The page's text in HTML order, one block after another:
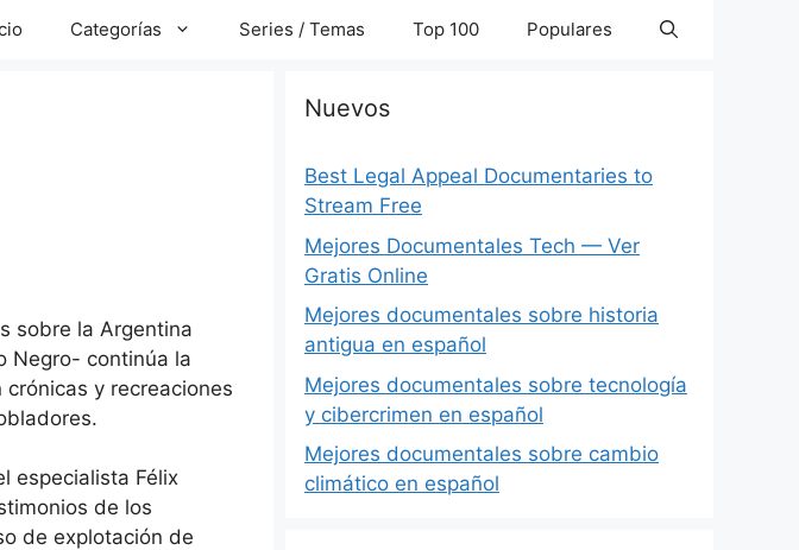
Categorías Series / Temas Top 100 Populares
sobre la Argentina
Negro- continúa la
y recreaciones
especialista Félix
de los
de explotación de
Nuevos
Best Legal Appeal Documentaries to
Stream Free
Mejores Documentales Tech — Ver
Gratis Online
Mejores documentales sobre historia
antigua en español
Mejores documentales sobre tecnología
y cibercrimen en español
Mejores documentales sobre cambio
climático en español